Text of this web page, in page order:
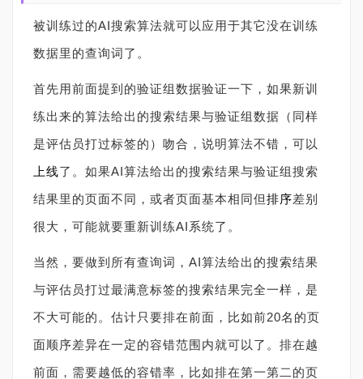
被训练过的AI搜索算法就可以应用于其它没在训练
数据里的查询词了。
首先用前面提到的验证组数据验证一下，如果新训
练出来的算法给出的搜索结果与验证组数据（同样
是评估员打过标签的）吻合，说明算法不错，可以
上线了。如果AI算法给出的搜索结果与验证组搜索
结果里的页面不同，或者页面基本相同但排序差别
很大，可能就要重新训练AI系统了。
当然，要做到所有查询词，AI算法给出的搜索结果
与评估员打过最满意标签的搜索结果完全一样，是
不大可能的。估计只要排在前面，比如前20名的页
面顺序差异在一定的容错范围内就可以了。排在越
前面，需要越低的容错率，比如排在第一第二的页